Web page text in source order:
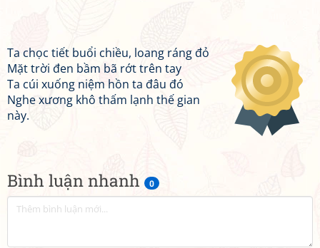
Bình luận nhanh 0
Ta chọc tiết buổi chiều, loang ráng đỏ
Mặt trời đen bầm bã rớt trên tay
Ta cúi xuống niệm hồn ta đâu đó
Nghe xương khô thấm lạnh thế gian
này.